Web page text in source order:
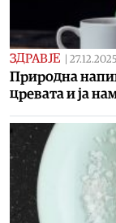
ЗДРАВЈЕ 27.12.2025
Природна
цревата и ја